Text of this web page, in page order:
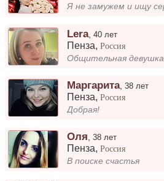
Lera,40 лет
Пенза,Россия
Общительная девушка
Маргарита,38 лет
Пенза,Россия
Добрая!
Оля,38 лет
Пенза,Россия
В поиске счастья